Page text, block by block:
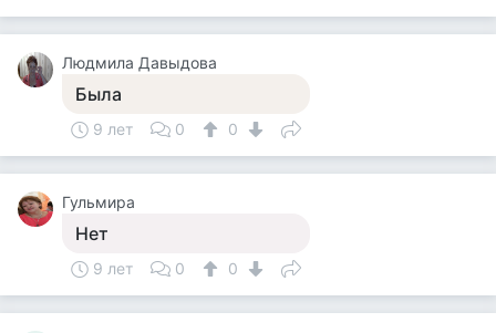
Людмила Давыдова
Была
9 лет 0 0
Гульмира
Нет
9 лет 0 0